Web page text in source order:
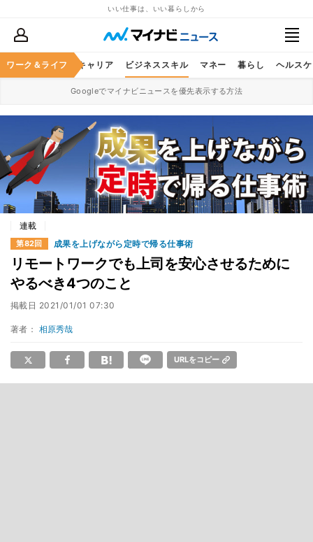
いい仕事は、いい暮らしから
ワーク＆ライフ キャリア ビジネススキル マネー 暮らし ヘルス
Googleでマイナビニュースを優先表示する方法
連載
第82回 成果を上げながら定時で帰る仕事術
リモートワークでも上司を安心させるために
やるべき4つのこと
掲載日 2021/01/01 07:30
著者： 相原秀哉
URLをコピー